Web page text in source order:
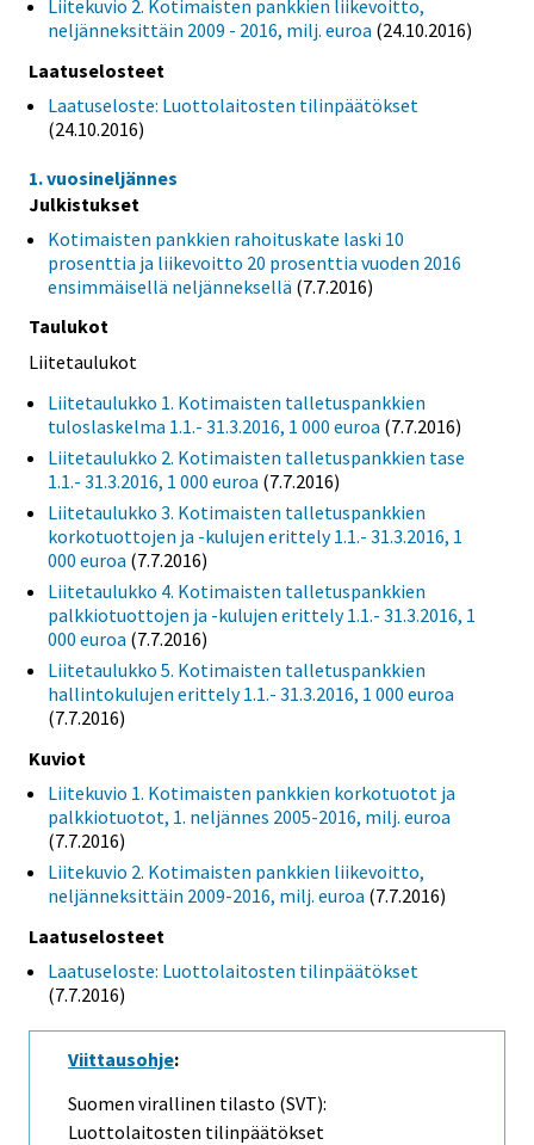
Liitekuvio 2. Kotimaisten pankkien liikevoitto,
neljänneksittäin 2009 - 2016, milj. euroa (24.10.2016)
Laatuselosteet
Laatuseloste: Luottolaitosten tilinpäätökset
(24.10.2016)
1. vuosineljännes
Julkistukset
Kotimaisten pankkien rahoituskate laski 10
prosenttia ja liikevoitto 20 prosenttia vuoden 2016
ensimmäisellä neljänneksellä (7.7.2016)
Taulukot
Liitetaulukot
Liitetaulukko 1. Kotimaisten talletuspankkien
tuloslaskelma 1.1.- 31.3.2016, 1 000 euroa (7.7.2016)
Liitetaulukko 2. Kotimaisten talletuspankkien tase
1.1.- 31.3.2016, 1 000 euroa (7.7.2016)
Liitetaulukko 3. Kotimaisten talletuspankkien
korkotuottojen ja -kulujen erittely 1.1.- 31.3.2016, 1
000 euroa (7.7.2016)
Liitetaulukko 4. Kotimaisten talletuspankkien
palkkiotuottojen ja -kulujen erittely 1.1.- 31.3.2016, 1
000 euroa (7.7.2016)
Liitetaulukko 5. Kotimaisten talletuspankkien
hallintokulujen erittely 1.1.- 31.3.2016, 1 000 euroa
(7.7.2016)
Kuviot
Liitekuvio 1. Kotimaisten pankkien korkotuotot ja
palkkiotuotot, 1. neljännes 2005-2016, milj. euroa
(7.7.2016)
Liitekuvio 2. Kotimaisten pankkien liikevoitto,
neljänneksittäin 2009-2016, milj. euroa (7.7.2016)
Laatuselosteet
Laatuseloste: Luottolaitosten tilinpäätökset
(7.7.2016)
Viittausohje:
Suomen virallinen tilasto (SVT):
Luottolaitosten tilinpäätökset